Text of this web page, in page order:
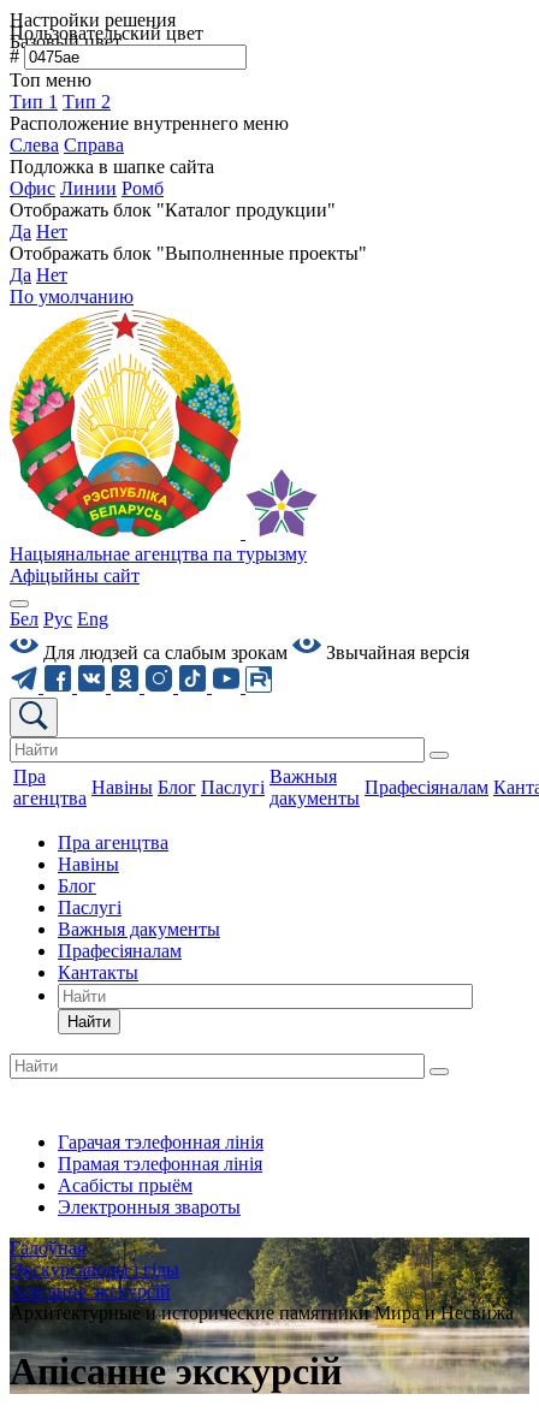
Настройки решения
Базовый цвет
Пользовательский цвет
#
Топ меню
Тип 1 Тип 2
Расположение внутреннего меню
Слева Справа
Подложка в шапке сайта
Офис Линии Ромб
Отображать блок "Каталог продукции"
Да Нет
Отображать блок "Выполненные проекты"
Да Нет
По умолчанию
Нацыянальнае агенцтва па турызму
Афіцыйны сайт
Бел Рус Eng
Для людзей са слабым зрокам
Звычайная версiя
Пра
агенцтва
Навіны Блог Паслугі
Важныя
дакументы
Прафесіяналам
Пра агенцтва
Навіны
Блог
Паслугі
Важныя дакументы
Прафесіяналам
Кантакты
Найти
Гарачая тэлефонная лінія
Прамая тэлефонная лінія
Асабісты прыём
Электронныя звароты
Галоўная
Экскурсаводы і гіды
Апісанне экскурсій
Архитектурные и исторические памятники Мира и Несвижа
Апісанне экскурсій